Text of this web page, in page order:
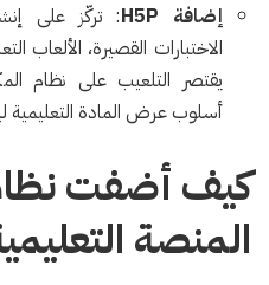
إضافة H5P
: تركّز على
الاختبارات القصيرة، الألعاب
يقتصر التلعيب على نظام
أسلوب عرض المادة التعليمية
كيف أضفت
المنصة